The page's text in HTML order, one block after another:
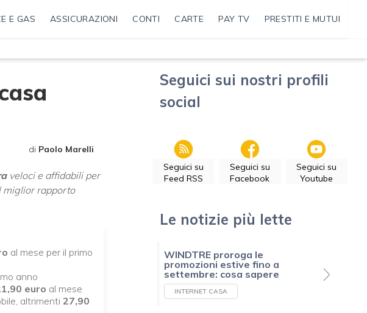
E GAS ASSICURAZIONI CONTI CARTE PAY TV PRESTITI E MUTUI
di Paolo Marelli
veloci e affidabili per
rapporto
al mese per il primo
anno
euro al mese
altrimenti 27,90
Seguici sui nostri profili
social
Seguici su
Feed RSS
Seguici su
Facebook
Seguici su
Youtube
Le notizie più lette
WINDTRE proroga le
promozioni estive fino a
settembre: cosa sapere
INTERNET CASA